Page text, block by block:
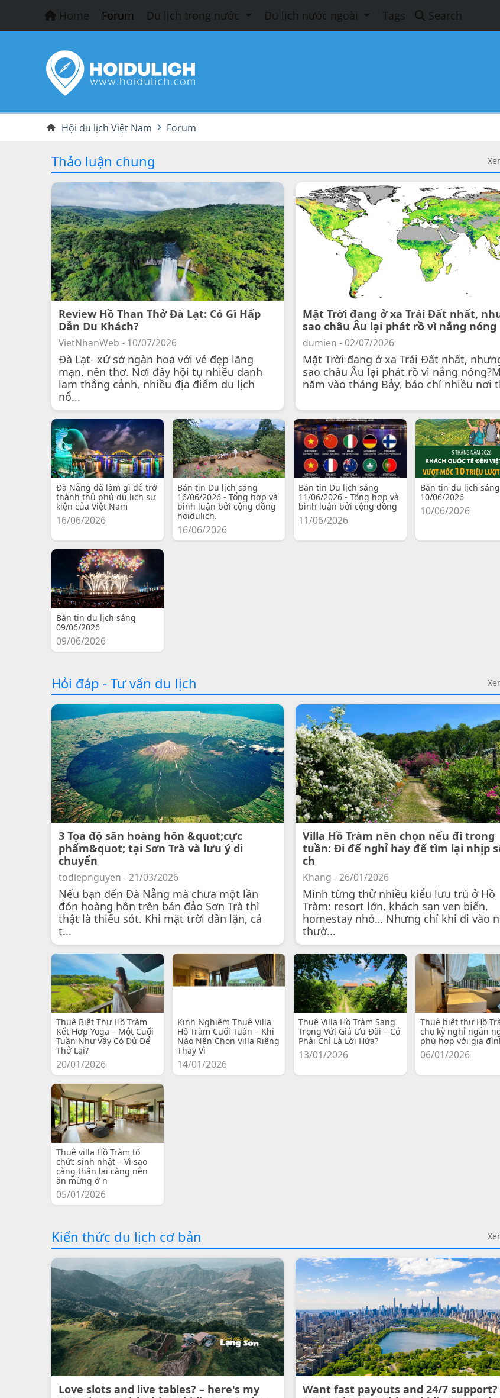
Home Forum Du lịch trong nước Du lịch nước ngoài Tags Search
Hội du lịch Việt Nam Forum
Thảo luận chung
Review Hồ Than Thở Đà Lạt: Có Gì Hấp
Dẫn Du Khách?
VietNhanWeb - 10/07/2026
Đà Lạt- xứ sở ngàn hoa với vẻ đẹp lãng
mạn, nên thơ. Nơi đây hội tụ nhiều danh
lam thắng cảnh, nhiều địa điểm du lịch
nổ...
Mặt Trời đang ở xa Trái Đất nhất,
sao châu Âu lại phát rồ vì nắng nóng
dumien - 02/07/2026
Mặt Trời đang ở xa Trái Đất nhất,
sao châu Âu lại phát rồ vì nắng
năm vào tháng Bảy, báo chí nhiều nơi
Đà Nẵng đã làm gì để trở
thành thủ phủ du lịch sự
kiện của Việt Nam
16/06/2026
Bản tin Du lịch sáng
16/06/2026 - Tổng hợp và
bình luận bởi cộng đồng
hoidulich.
16/06/2026
Bản tin Du lịch sáng
11/06/2026 - Tổng hợp và
bình luận bởi cộng đồng
11/06/2026
Bản tin du lịch sáng
10/06/2026
10/06/2026
Bản tin du lịch sáng
09/06/2026
09/06/2026
Hỏi đáp - Tư vấn du lịch
3 Tọa độ săn hoàng hôn &quot;cực
phẩm&quot; tại Sơn Trà và lưu ý di
chuyển
todiepnguyen - 21/03/2026
Nếu bạn đến Đà Nẵng mà chưa một lần
đón hoàng hôn trên bán đảo Sơn Trà thì
thật là thiếu sót. Khi mặt trời dần lặn, cả
t...
Villa Hồ Tràm nên chọn nếu đi trong
tuần: Đi để nghỉ hay để tìm lại nhịp
ch
Khang - 26/01/2026
Mình từng thử nhiều kiểu lưu trú ở Hồ
Tràm: resort lớn, khách sạn ven biển,
homestay nhỏ… Nhưng chỉ khi đi vào
thườ...
Thuê Biệt Thự Hồ Tràm
Kết Hợp Yoga – Một Cuối
Tuần Như Vậy Có Đủ Để
Thở Lại?
20/01/2026
Kinh Nghiệm Thuê Villa
Hồ Tràm Cuối Tuần – Khi
Nào Nên Chọn Villa Riêng
Thay Vì
14/01/2026
Thuê Villa Hồ Tràm Sang
Trọng Với Giá Ưu Đãi – Có
Phải Chỉ Là Lời Hứa?
13/01/2026
Thuê biệt thự Hồ
cho kỳ nghỉ ngắn
phù hợp với gia
06/01/2026
Thuê villa Hồ Tràm tổ
chức sinh nhật – Vì sao
càng thân lại càng nên
ăn mừng ở n
05/01/2026
Kiến thức du lịch cơ bản
Love slots and live tables? – here's my
Want fast payouts and 24/7 support?